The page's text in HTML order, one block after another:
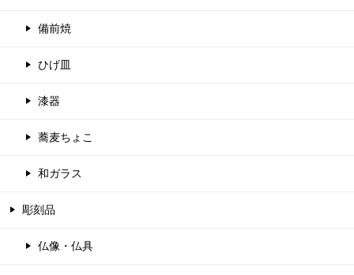
備前焼
ひげ皿
漆器
蕎麦ちょこ
和ガラス
彫刻品
仏像・仏具